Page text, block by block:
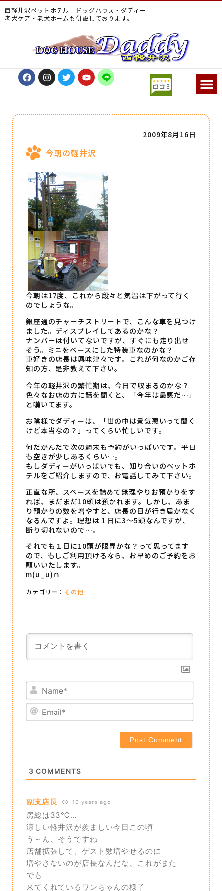
西軽井沢ペットホテル ドッグハウス・ダディー
老犬ケア・老犬ホームも併設しております。
今朝の軽井沢
2009年8月16日
今朝は17度、これから段々と気温は下がって行く
のでしょうな。
銀座通のチャーチストリートで、こんな車を見つけ
ました。ディスプレイしてあるのかな？
ナンバーは付いてないですが、すぐにも走り出せ
そう。ミニをベースにした特装車なのかな？
車好きの店長は興味津々です。これが何なのかご存
知の方、是非教えて下さい。
今年の軽井沢の繁忙期は、今日で収まるのかな？
色々なお店の方に話を聞くと、「今年は最悪だ…」
と嘆いてます。
お陰様でダディーは、「世の中は景気悪いって聞く
けど本当なの？」ってくらい忙しいです。
何だかんだで次の週末も予約がいっぱいです。平日
も空きが少しあるくらい…。
もしダディーがいっぱいでも、知り合いのペットホ
テルをご紹介しますので、お電話してみて下さい。
正直な所、スペースを詰めて無理やりお預かりをす
れば、まだまだ10頭は預かれます。しかし、あま
り預かりの数を増やすと、店長の目が行き届かなく
なるんですよ。理想は１日に3～5頭なんですが、
断り切れないので…。
それでも１日に10頭が限界かな？って思ってます
ので、もしご利用頂けるなら、お早めのご予約をお
願いいたします。
m(u_u)m
カテゴリー： その他
Name*
Email*
3 COMMENTS
副支店長 16 years ago
房総は33℃…
涼しい軽井沢が羨ましい今日この頃
う～ん、そうですね
店舗拡張して、ゲスト数増やせるのに
増やさないのが店長なんだな、これがまた
でも
来てくれているワンちゃんの様子